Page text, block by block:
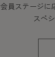
会員ステージに
スペ